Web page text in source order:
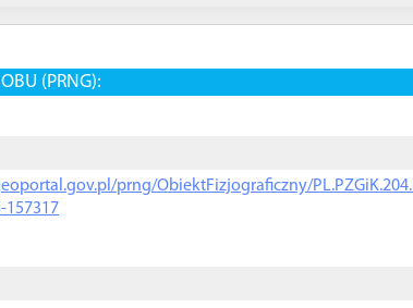
(PRNG):
prng/ObiektFizjograficzny/
157317